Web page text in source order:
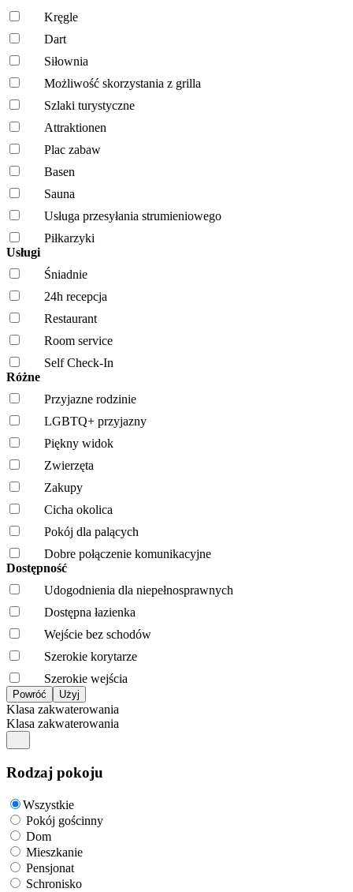
Kręgle
Dart
Siłownia
Możliwość skorzystania z grilla
Szlaki turystyczne
Attraktionen
Plac zabaw
Basen
Sauna
Usługa przesyłania strumieniowego
Piłkarzyki
Usługi
Śniadnie
24h recepcja
Restaurant
Room service
Self Check-In
Różne
Przyjazne rodzinie
LGBTQ+ przyjazny
Piękny widok
Zwierzęta
Zakupy
Cicha okolica
Pokój dla palących
Dobre połączenie komunikacyjne
Dostępność
Udogodnienia dla niepełnosprawnych
Dostępna łazienka
Wejście bez schodów
Szerokie korytarze
Szerokie wejścia
Klasa zakwaterowania
Klasa zakwaterowania
Rodzaj pokoju
Wszystkie
Pokój gościnny
Dom
Mieszkanie
Pensjonat
Schronisko